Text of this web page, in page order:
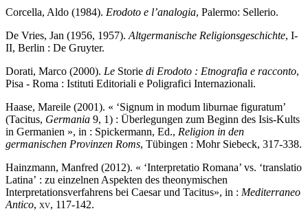
Corcella, Aldo (1984). Erodoto e l’analogia, Palermo: Sellerio.
De Vries, Jan (1956, 1957). Altgermanische Religionsgeschichte, I-
II, Berlin : De Gruyter.
Dorati, Marco (2000). Le Storie di Erodoto : Etnografia e racconto,
Pisa - Roma : Istituti Editoriali e Poligrafici Internazionali.
Haase, Mareile (2001). « ‘Signum in modum liburnae figuratum’
(Tacitus, Germania 9, 1) : Überlegungen zum Beginn des Isis-Kults
in Germanien », in : Spickermann, Ed., Religion in den
germanischen Provinzen Roms, Tübingen : Mohr Siebeck, 317-338.
Hainzmann, Manfred (2012). « ‘Interpretatio Romana’ vs. ‘translatio
Latina’ : zu einzelnen Aspekten des theonymischen
Interpretationsverfahrens bei Caesar und Tacitus», in : Mediterraneo
Antico, xv, 117-142.